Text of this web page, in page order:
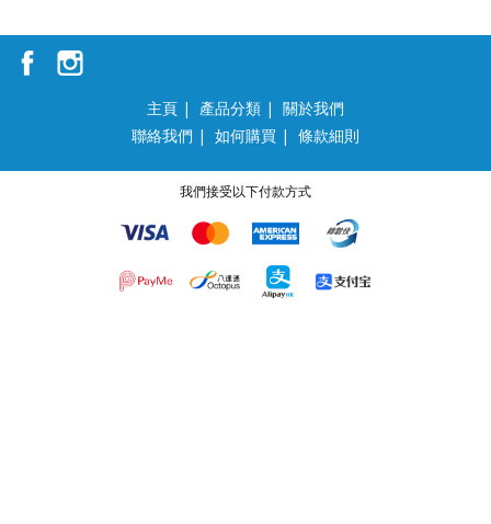
主頁 | 產品分類 | 關於我們
聯絡我們 | 如何購買 | 條款細則
我們接受以下付款方式